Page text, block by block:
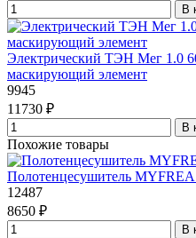
В
Электрический ТЭН Мег 1.0
маскирующий элемент
9945
11730 ₽
В
Похожие товары
Полотенцесушитель
12487
8650 ₽
В